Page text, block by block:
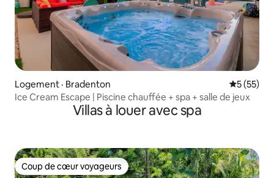
Logement · Bradenton Note
5 (55)
Ice Cream Escape | Piscine chauffée + spa + salle de jeux
Villas à louer avec spa
Coup de cœur voyageurs
Coup de cœur voyageurs